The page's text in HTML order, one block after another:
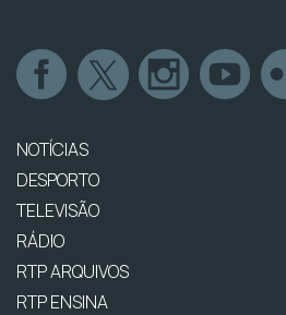
NOTÍCIAS
DESPORTO
TELEVISÃO
RÁDIO
RTP ARQUIVOS
RTP ENSINA